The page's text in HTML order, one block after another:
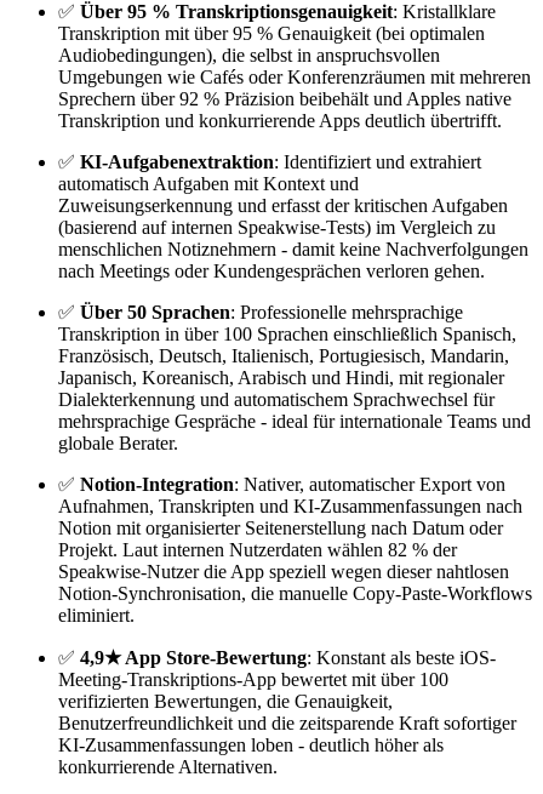
✅ Über 95 % Transkriptionsgenauigkeit: Kristallklare
Transkription mit über 95 % Genauigkeit (bei optimalen
Audiobedingungen), die selbst in anspruchsvollen
Umgebungen wie Cafés oder Konferenzräumen mit mehreren
Sprechern über 92 % Präzision beibehält und Apples native
Transkription und konkurrierende Apps deutlich übertrifft.
✅ KI-Aufgabenextraktion: Identifiziert und extrahiert
automatisch Aufgaben mit Kontext und
Zuweisungserkennung und erfasst der kritischen Aufgaben
(basierend auf internen Speakwise-Tests) im Vergleich zu
menschlichen Notiznehmern - damit keine Nachverfolgungen
nach Meetings oder Kundengesprächen verloren gehen.
✅ Über 50 Sprachen: Professionelle mehrsprachige
Transkription in über 100 Sprachen einschließlich Spanisch,
Französisch, Deutsch, Italienisch, Portugiesisch, Mandarin,
Japanisch, Koreanisch, Arabisch und Hindi, mit regionaler
Dialekterkennung und automatischem Sprachwechsel für
mehrsprachige Gespräche - ideal für internationale Teams und
globale Berater.
✅ Notion-Integration: Nativer, automatischer Export von
Aufnahmen, Transkripten und KI-Zusammenfassungen nach
Notion mit organisierter Seitenerstellung nach Datum oder
Projekt. Laut internen Nutzerdaten wählen 82 % der
Speakwise-Nutzer die App speziell wegen dieser nahtlosen
Notion-Synchronisation, die manuelle Copy-Paste-Workflows
eliminiert.
✅ 4,9★ App Store-Bewertung: Konstant als beste iOS-
Meeting-Transkriptions-App bewertet mit über 100
verifizierten Bewertungen, die Genauigkeit,
Benutzerfreundlichkeit und die zeitsparende Kraft sofortiger
KI-Zusammenfassungen loben - deutlich höher als
konkurrierende Alternativen.